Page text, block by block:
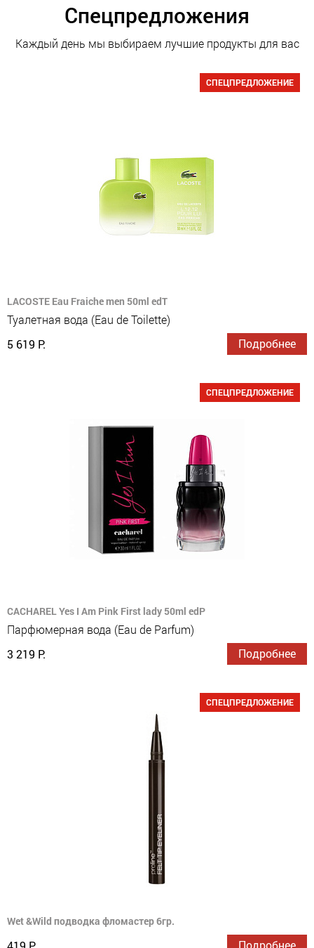
Спецпредложения
Каждый день мы выбираем лучшие продукты для вас
СПЕЦПРЕДЛОЖЕНИЕ
LACOSTE Eau Fraiche men 50ml edT
Туалетная вода (Eau de Toilette)
5 619 Р.
Подробнее
СПЕЦПРЕДЛОЖЕНИЕ
CACHAREL Yes I Am Pink First lady 50ml edP
Парфюмерная вода (Eau de Parfum)
3 219 Р.
Подробнее
СПЕЦПРЕДЛОЖЕНИЕ
Wet &Wild подводка фломастер 6гр.